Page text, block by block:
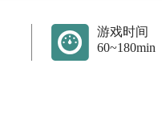
游戏时间
60~180min